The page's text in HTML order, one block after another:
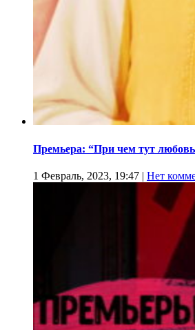
Премьера: “При чем тут
1 Февраль, 2023, 19:47 | Нет